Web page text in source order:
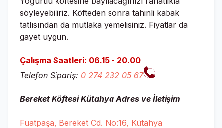
söyleyebiliriz. Köfteden sonra tahinli kabak
tatlısından da mutlaka yemelisiniz. Fiyatlar da
gayet uygun.
Çalışma Saatleri: 06.15 - 20.00
Telefon Sipariş: 0 274 232 05 67
Bereket Köftesi KütahyaAdres ve İletişim
Fuatpaşa, Bereket Cd. No:16, Kütahya